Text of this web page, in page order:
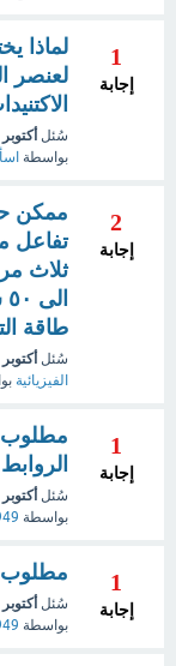
1
إجابة
لماذا
لعنصر
سُئل أكتوبر 31، 2019
بواسطة
2
إجابة
ممكن
طاقة
سُئل أكتوبر 27، 2019
الفيزيائية
1
إجابة
مطلوب
الروابط
سُئل أكتوبر 11، 2021
بواسطة
1
إجابة
مطلوب
سُئل أكتوبر 11، 2021
بواسطة